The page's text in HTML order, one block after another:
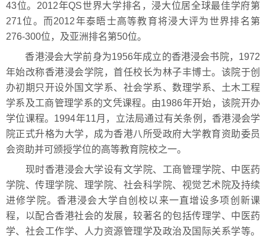
43位。2012年QS世界大学排名，浸大位居全球最佳学府第
271位。而2012年泰晤士高等教育将浸大评为世界排名第
276-300位，及亚洲排名第50位。
香港浸会大学前身为1956年成立的香港浸会书院，1972
年始改称香港浸会学院，首任校长为林子丰博士。该院于创
办初期只开设外国文学系、社会学系、数理学系、土木工程
学系及工商管理学系的文凭课程。由1986年开始，该院开办
学位课程。1994年11月，立法局通过有关条例，香港浸会学
院正式升格为大学，成为香港八所受政府大学教育资助委员
会资助并可颁授学位的高等教育院校之一。
现时香港浸会大学设有文学院、工商管理学院、中医药
学院、传理学院、理学院、社会科学院、视觉艺术院及持续
进修学院。香港浸会大学自创校以来一直增设多项创新课
程，以配合香港社会的发展，较著名的包括传理学、中医药
学、社会工作学、人力资源管理学及政治及国际关系学等。